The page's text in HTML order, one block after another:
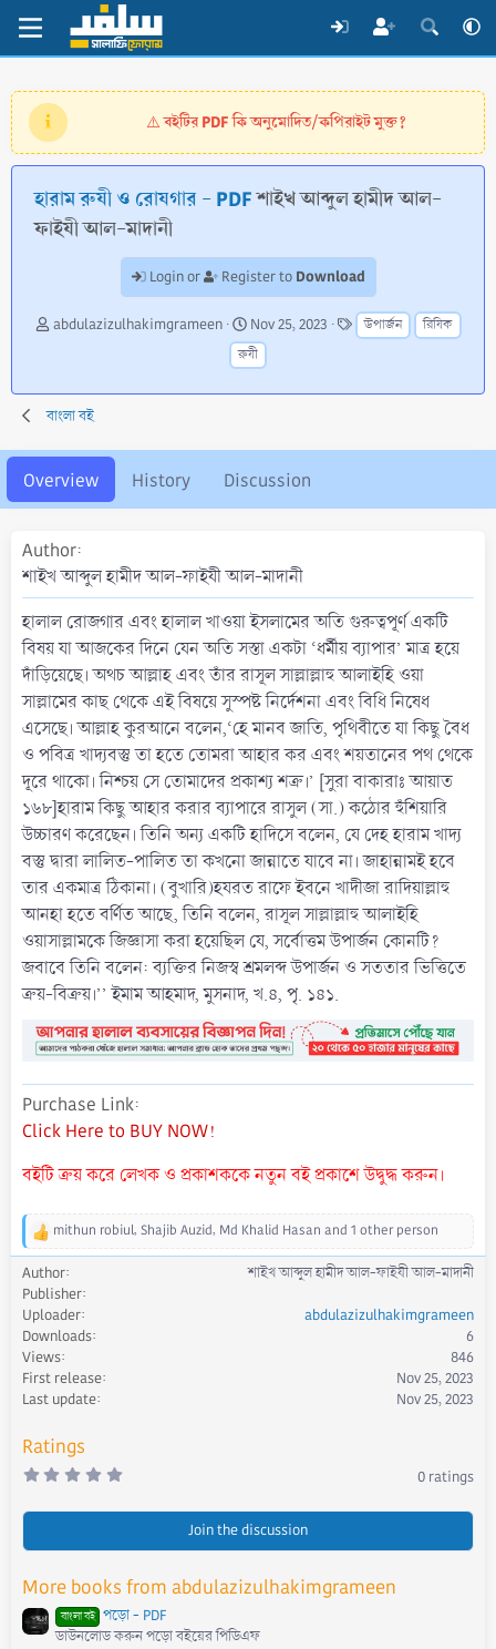
⚠️বইটির PDF কি অনুমোদিত/কপিরাইট মুক্ত?
হারাম রুযী ও রোযগার - PDFশাইখ আব্দুল হামীদ আল-
ফাইযী আল-মাদানী
Login or Register to Download
A
r
abdulazizulhakimgrameen
C
r
e
o
d
a
Nov 25, 2023
T
a
উপার্জন
রিযিক
রুযী
বাংলা বই
Overview History Discussion
Author
শাইখ আব্দুল হামীদ আল-ফাইযী আল-মাদানী
হালাল রোজগার এবং হালাল খাওয়া ইসলামের অতি গুরুত্বপূর্ণ একটি
বিষয় যা আজকের দিনে যেন অতি সস্তা একটা ‘ধর্মীয় ব্যাপার’ মাত্র হয়ে
দাঁড়িয়েছে। অথচ আল্লাহ এবং তাঁর রাসূল সাল্লাল্লাহু আলাইহি ওয়া
সাল্লামের কাছ থেকে এই বিষয়ে সুস্পষ্ট নির্দেশনা এবং বিধি নিষেধ
এসেছে। আল্লাহ কুরআনে বলেন,‘হে মানব জাতি, পৃথিবীতে যা কিছু বৈধ
ও পবিত্র খাদ্যবস্তু তা হতে তোমরা আহার কর এবং শয়তানের পথ থেকে
দূরে থাকো। নিশ্চয় সে তোমাদের প্রকাশ্য শক্র।’ [সুরা বাকারাঃ আয়াত
১৬৮]হারাম কিছু আহার করার ব্যাপারে রাসুল (সা.) কঠোর হুঁশিয়ারি
উচ্চারণ করেছেন। তিনি অন্য একটি হাদিসে বলেন, যে দেহ হারাম খাদ্য
বস্তু দ্বারা লালিত-পালিত তা কখনো জান্নাতে যাবে না। জাহান্নামই হবে
তার একমাত্র ঠিকানা। (বুখারি)হযরত রাফে ইবনে খাদীজা রাদিয়াল্লাহু
আনহা হতে বর্ণিত আছে, তিনি বলেন, রাসূল সাল্লাল্লাহু আলাইহি
ওয়াসাল্লামকে জিজ্ঞাসা করা হয়েছিল যে, সর্বোত্তম উপার্জন কোনটি?
জবাবে তিনি বলেন: ব্যক্তির নিজস্ব শ্রমলব্দ উপার্জন ও সততার ভিত্তিতে
ক্রয়-বিক্রয়।’’ ইমাম আহমাদ, মুসনাদ, খ.৪, পৃ. ১৪১.
Purchase Link
Click Here to BUY NOW!
বইটি ক্রয় করে লেখক ও প্রকাশককে নতুন বই প্রকাশে উদ্বুদ্ধ করুন।
R
e
a
c
t
i
o
n
s
mithun robiul, Shajib Auzid, Md Khalid Hasan and 1 other person
Author
শাইখ আব্দুল হামীদ আল-ফাইযী আল-মাদানী
Publisher
Uploader
abdulazizulhakimgrameen
Downloads
6
Views
846
First release
Nov 25, 2023
Last update
Nov 25, 2023
Ratings
0
0
(
)
0 ratings
Join the discussion
More books from abdulazizulhakimgrameen
বাংলা বই পড়ো - PDF
ডাউনলোড করুন পড়ো বইয়ের পিডিএফ